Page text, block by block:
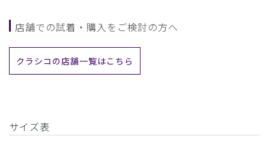
店舗での試着・購入をご検討の方へ
クラシコの店舗一覧はこちら
サイズ表